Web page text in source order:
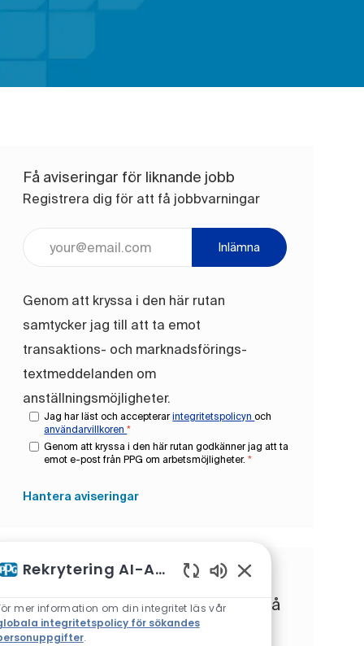
Få aviseringar för liknande jobb
Registrera dig för att få jobbvarningar
Genom att kryssa i den här rutan
samtycker jag till att ta emot
transaktions- och marknadsförings-
textmeddelanden om
anställningsmöjligheter.
Jag har läst och accepterarintegritetspolicynoch
användarvillkoren*
Genom att kryssa i den här rutan godkänner jag att ta
emot e-post från PPG om arbetsmöjligheter. *
Inlämna
Hantera aviseringar
Få skräddarsydda
jobbrekommendationer baserat på
dina intressen.
Rekrytering AI-Assistent
mer information om din integritet läs vår
integritetspolicy för sökandes
.